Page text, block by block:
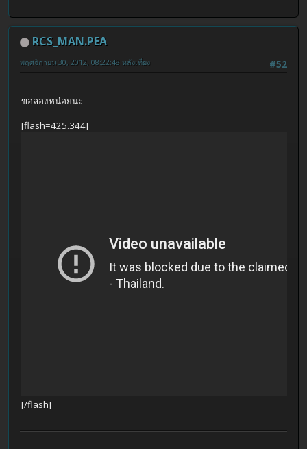
RCS_MAN.PEA
#52
พฤศจิกายน 30, 2012, 08:22:48 หลังเที่ยง
ขอลองหน่อยนะ
[flash=425.344]
[/flash]